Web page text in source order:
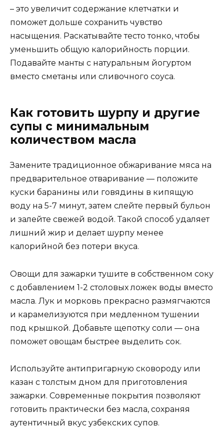
– это увеличит содержание клетчатки и
поможет дольше сохранить чувство
насыщения. Раскатывайте тесто тонко, чтобы
уменьшить общую калорийность порции.
Подавайте манты с натуральным йогуртом
вместо сметаны или сливочного соуса.
Как готовить шурпу и другие
супы с минимальным
количеством масла
Замените традиционное обжаривание мяса на
предварительное отваривание — положите
куски баранины или говядины в кипящую
воду на 5-7 минут, затем слейте первый бульон
и залейте свежей водой. Такой способ удаляет
лишний жир и делает шурпу менее
калорийной без потери вкуса.
Овощи для зажарки тушите в собственном соку
с добавлением 1-2 столовых ложек воды вместо
масла. Лук и морковь прекрасно размягчаются
и карамелизуются при медленном тушении
под крышкой. Добавьте щепотку соли — она
поможет овощам быстрее выделить сок.
Используйте антипригарную сковороду или
казан с толстым дном для приготовления
зажарки. Современные покрытия позволяют
готовить практически без масла, сохраняя
аутентичный вкус узбекских супов.